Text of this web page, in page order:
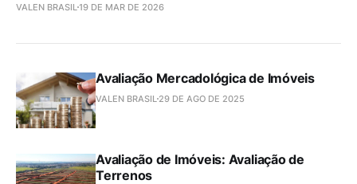
VALEN BRASIL 19 DE MAR DE 2026
Avaliação Mercadológica de Imóveis
VALEN BRASIL 29 DE AGO DE 2025
Avaliação de Imóveis: Avaliação de
Terrenos